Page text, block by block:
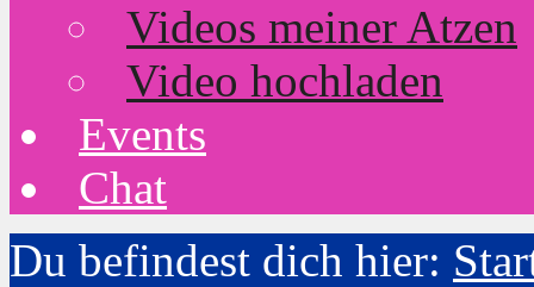
Videos meiner Atzen
Video hochladen
Events
Chat
Du befindest dich hier: